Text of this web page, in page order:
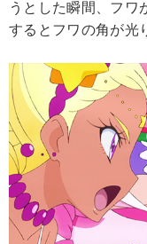
うとした瞬間、フワ
するとフワの角が光